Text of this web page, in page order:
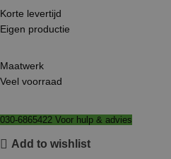
Korte levertijd
Eigen productie
Maatwerk
Veel voorraad
030-6865422 Voor hulp & advies
Add to wishlist